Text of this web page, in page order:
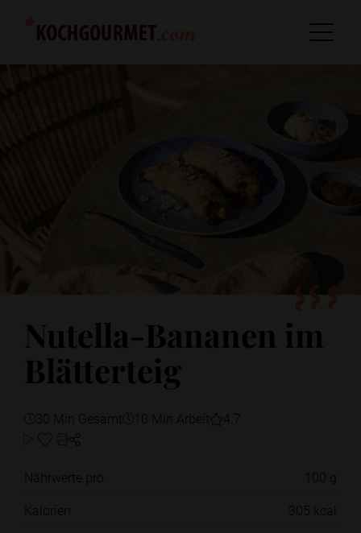
Nutella-Bananen im
Blätterteig
30 Min Gesamt 10 Min Arbeit 4.7
Nährwerte pro
100 g
Kalorien
305 kcal